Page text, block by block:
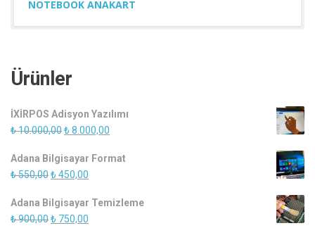
NOTEBOOK ANAKART
Ürünler
İXİRPOS Adisyon Yazılımı
₺10.000,00Orijinal
₺ 10.000,00.
₺8.000,00
fiyat:
Adana Bilgisayar Format
₺550,00Orijinal
₺ 550,00.
₺450,00
fiyat:
₺ 450,00.
Adana Bilgisayar Temizleme
₺900,00Orijinal
₺ 750,00